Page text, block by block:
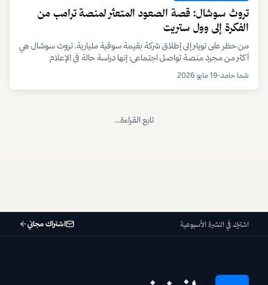
تروث سوشال: قصة الصعود المتعثر لمنصة ترامب من
الفكرة إلى وول ستريت
من حظر على تويتر إلى إطلاق شركة بقيمة سوقية مليارية، تروث سوشال هي
أكثر من مجرد منصة تواصل اجتماعي؛ إنها دراسة حالة في الإعلام
شما حامد•19 مايو 2026
تابع القراءة…
اشترك في النشرة الأسبوعية اشتراك مجاني